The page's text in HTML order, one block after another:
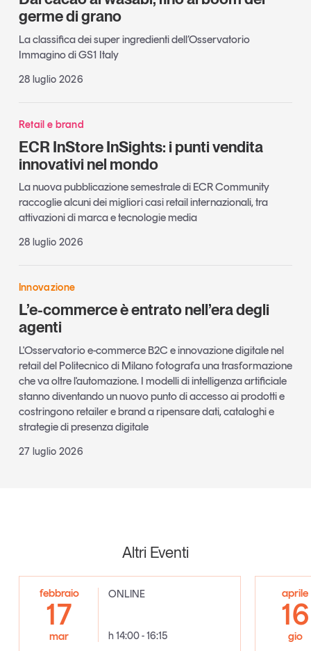
germe di grano
La classifica dei super ingredienti dell’Osservatorio
Immagino di GS1 Italy
28 luglio 2026
Retail e brand
ECR InStore InSights: i punti vendita
innovativi nel mondo
La nuova pubblicazione semestrale di ECR Community
raccoglie alcuni dei migliori casi retail internazionali, tra
attivazioni di marca e tecnologie media
28 luglio 2026
Innovazione
L’e-commerce è entrato nell’era degli
agenti
L'Osservatorio e-commerce B2C e innovazione digitale nel
retail del Politecnico di Milano fotografa una trasformazione
che va oltre l'automazione. I modelli di intelligenza artificiale
stanno diventando un nuovo punto di accesso ai prodotti e
costringono retailer e brand a ripensare dati, cataloghi e
strategie di presenza digitale
27 luglio 2026
Altri Eventi
febbraio
17
mar
ONLINE
h 14:00 - 16:15
aprile
16
gio